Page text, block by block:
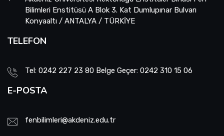
Bilimleri Enstitüsü A Blok 3. Kat Dumlupınar Bulvarı
Konyaaltı / ANTALYA / TÜRKİYE
TELEFON
Tel: 0242 227 23 80 Belge Geçer: 0242 310 15 06
E-POSTA
fenbilimleri@akdeniz.edu.tr